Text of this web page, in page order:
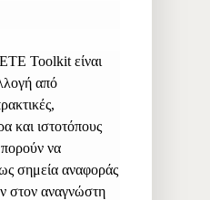
Toolkit είναι
από
και ιστοτόπους
να
σημεία αναφοράς
στον αναγνώστη